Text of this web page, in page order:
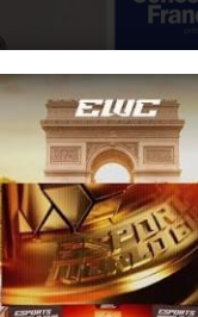
5 SEPTEMBRE
Bénabar et
de la Maison de